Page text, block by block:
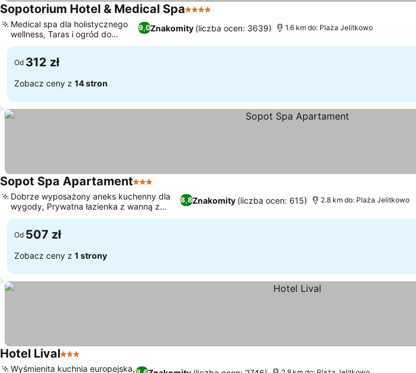
Sopotorium Hotel & Medical Spa4 Kategoria
9,0Znakomity (liczba ocen: 3639)
Medical spa dla holistycznego
wellness, Taras i ogród do
relaksu
1.6 km do: Plaża Jelitkowo
Od 312 zł
Zobacz ceny z 14 stron
Sopot Spa Apartament3 Kategoria
8,8Znakomity (liczba ocen: 615)
Dobrze wyposażony aneks kuchenny dla
wygody, Prywatna łazienka z wanną z
hydromasażem
2.8 km do: Plaża Jelitkowo
Od 507 zł
Zobacz ceny z 1 strony
Hotel Lival3 Kategoria
Wyśmienita kuchnia europejska,